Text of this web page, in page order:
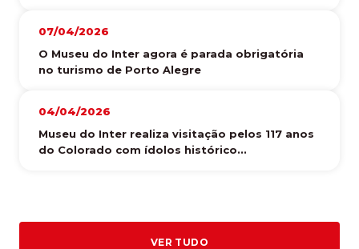
07/04/2026
O Museu do Inter agora é parada obrigatória
no turismo de Porto Alegre
04/04/2026
Museu do Inter realiza visitação pelos 117 anos
do Colorado com ídolos histórico...
VER TUDO